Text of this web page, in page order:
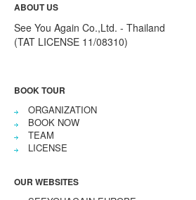
ABOUT US
See You Again Co.,Ltd. - Thailand
(TAT LICENSE 11/08310)
BOOK TOUR
ORGANIZATION
BOOK NOW
TEAM
LICENSE
OUR WEBSITES